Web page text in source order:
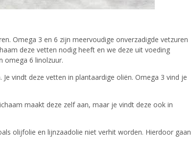
Omega 3 en 6 zijn meervoudige onverzadigde vetzuren
deze vetten nodig heeft en we deze uit voeding
omega 6 linolzuur.
vindt deze vetten in plantaardige oliën. Omega 3 vind je
maakt deze zelf aan, maar je vindt deze ook in
olijfolie en lijnzaadolie niet verhit worden. Hierdoor gaan